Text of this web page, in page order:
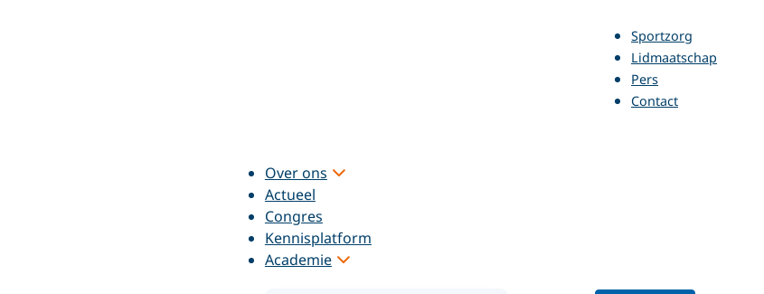
Sportzorg
Lidmaatschap
Pers
Contact
Over ons
Actueel
Congres
Kennisplatform
Academie